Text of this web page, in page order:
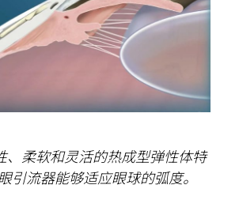
、柔软和灵活的热成型弹性体特
引流器能够适应眼球的弧度。